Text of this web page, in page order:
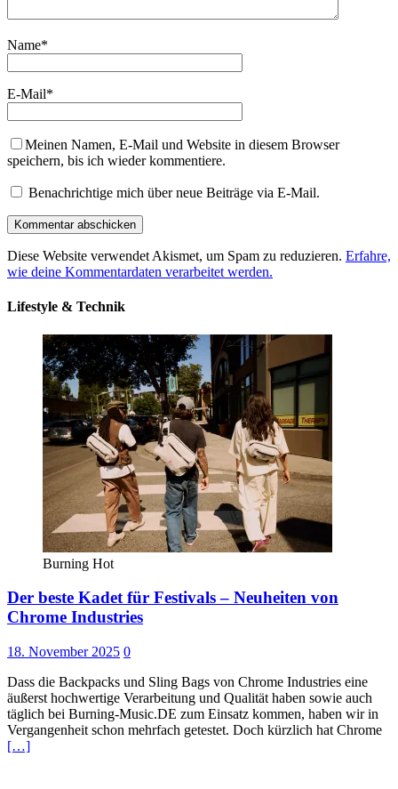
Name*
E-Mail*
Meinen Namen, E-Mail und Website in diesem Browser
speichern, bis ich wieder kommentiere.
Benachrichtige mich über neue Beiträge via E-Mail.
Diese Website verwendet Akismet, um Spam zu reduzieren. Erfahre,
wie deine Kommentardaten verarbeitet werden.
Lifestyle & Technik
Burning Hot
Der beste Kadet für Festivals – Neuheiten von
Chrome Industries
18. November 2025 0
Dass die Backpacks und Sling Bags von Chrome Industries eine
äußerst hochwertige Verarbeitung und Qualität haben sowie auch
täglich bei Burning-Music.DE zum Einsatz kommen, haben wir in
Vergangenheit schon mehrfach getestet. Doch kürzlich hat Chrome
[…]